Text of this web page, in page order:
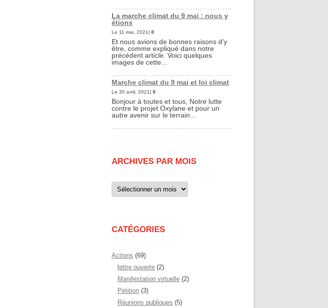
La marche climat du 9 mai : nous y
étions
Le 11 mai, 2021| 0
Et nous avions de bonnes raisons d’y
être, comme expliqué dans notre
précédent article. Voici quelques
images de cette...
Marche climat du 9 mai et loi climat
Le 30 avril, 2021| 0
Bonjour à toutes et tous, Notre lutte
contre le projet Oxylane et pour un
autre avenir sur le terrain...
ARCHIVES PAR MOIS
Archives
par
CATÉGORIES
Actions (69)
lettre ouverte (2)
Manifestation virtuelle (2)
Pétition (3)
Réunions publiques (5)